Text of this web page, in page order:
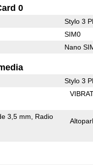
0
Stylo 3
SIM0
Nano
Stylo 3
3,5 mm
Radio